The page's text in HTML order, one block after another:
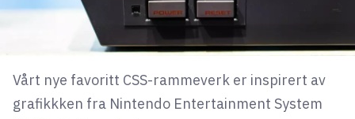
Vårt nye favoritt CSS-rammeverk er inspirert av
grafikkken fra Nintendo Entertainment System
devops
IoT
design
ukas koder
inn/ut
hobby